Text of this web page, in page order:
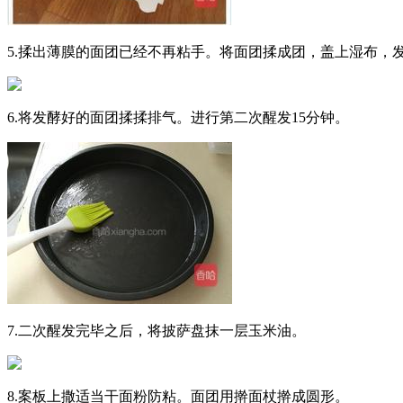
5.揉出薄膜的面团已经不再粘手。将面团揉成团，盖上湿布，
6.将发酵好的面团揉揉排气。进行第二次醒发15分钟。
7.二次醒发完毕之后，将披萨盘抹一层玉米油。
8.案板上撒适当干面粉防粘。面团用擀面杖擀成圆形。